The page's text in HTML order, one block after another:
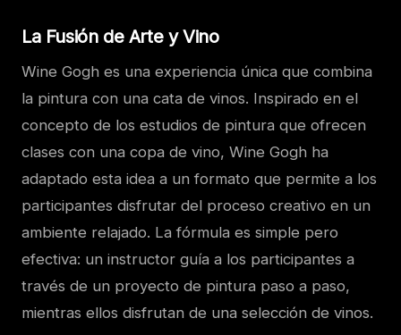
La Fusión de Arte y Vino
Wine Gogh es una experiencia única que combina
la pintura con una cata de vinos. Inspirado en el
concepto de los estudios de pintura que ofrecen
clases con una copa de vino, Wine Gogh ha
adaptado esta idea a un formato que permite a los
participantes disfrutar del proceso creativo en un
ambiente relajado. La fórmula es simple pero
efectiva: un instructor guía a los participantes a
través de un proyecto de pintura paso a paso,
mientras ellos disfrutan de una selección de vinos.